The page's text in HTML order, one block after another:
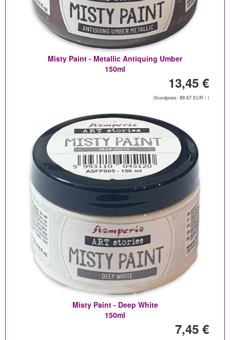
Misty Paint - Metallic Antiquing Umber
150ml
13,45 €
Grundpreis: 89,67 EUR / l
Misty Paint - Deep White
150ml
7,45 €